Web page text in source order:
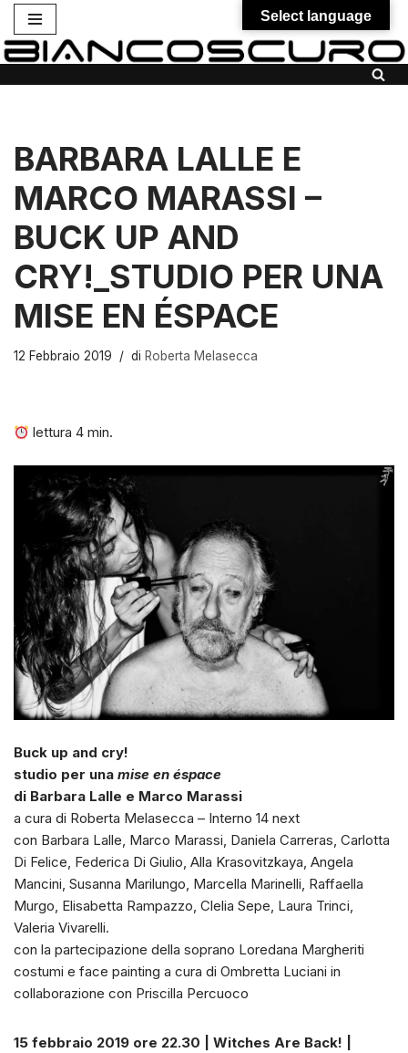
Vai
BARBARA LALLE E
MARCO MARASSI –
BUCK UP AND
CRY!_STUDIO PER UNA
MISE EN ÉSPACE
12 Febbraio 2019 di Roberta Melasecca
lettura4 min.
Buck up and cry!
studio per una mise en éspace
di Barbara Lalle e Marco Marassi
a cura di Roberta Melasecca – Interno 14 next
con Barbara Lalle, Marco Marassi, Daniela Carreras, Carlotta
Di Felice, Federica Di Giulio, Alla Krasovitzkaya, Angela
Mancini, Susanna Marilungo, Marcella Marinelli, Raffaella
Murgo, Elisabetta Rampazzo, Clelia Sepe, Laura Trinci,
Valeria Vivarelli.
con la partecipazione della soprano Loredana Margheriti
costumi e face painting a cura di Ombretta Luciani in
collaborazione con Priscilla Percuoco
15 febbraio 2019 ore 22.30 | Witches Are Back! |
Select language